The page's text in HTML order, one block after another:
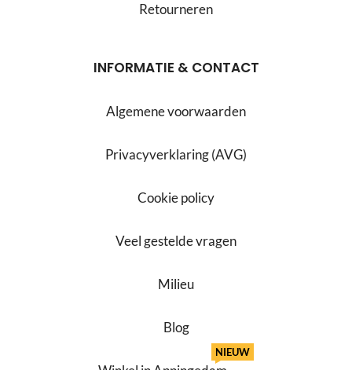
Retourneren
INFORMATIE & CONTACT
Algemene voorwaarden
Privacyverklaring (AVG)
Cookie policy
Veel gestelde vragen
Milieu
Blog
NIEUW